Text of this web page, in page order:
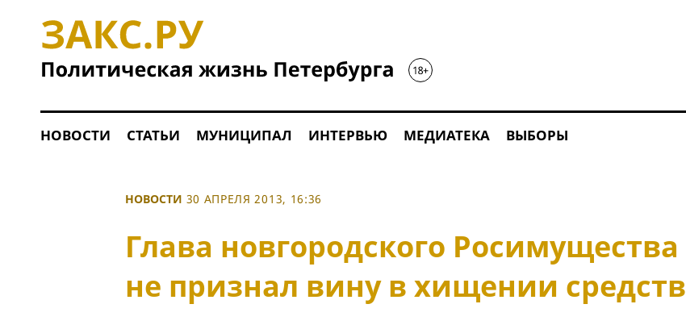
НОВОСТИ СТАТЬИ МУНИЦИПАЛ ИНТЕРВЬЮ МЕДИАТЕКА ВЫБОРЫ
НОВОСТИ 30 АПРЕЛЯ 2013, 16:36
Глава новгородского Росимущества
не признал вину в хищении средств